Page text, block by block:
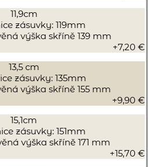
11,9cm
zásuvky: 119mm
výška skříně 139 mm
+7,20 €
13,5 cm
zásuvky: 135mm
výška skříně 155 mm
+9,90 €
15,1cm
zásuvky: 151mm
výška skříně 171 mm
+15,70 €